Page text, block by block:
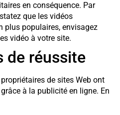
en conséquence. Par
que les vidéos
plus populaires, envisagez
vidéo à votre site.
de réussite
de sites Web ont
à la publicité en ligne. En